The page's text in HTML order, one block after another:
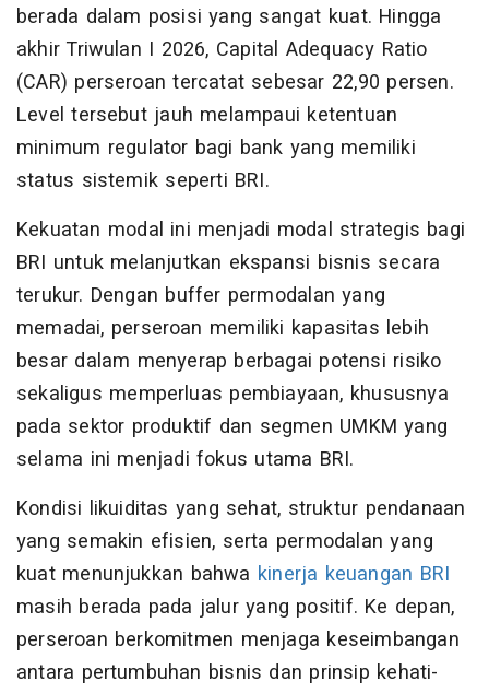
berada dalam posisi yang sangat kuat. Hingga
akhir Triwulan I 2026, Capital Adequacy Ratio
(CAR) perseroan tercatat sebesar 22,90 persen.
Level tersebut jauh melampaui ketentuan
minimum regulator bagi bank yang memiliki
status sistemik seperti BRI.
Kekuatan modal ini menjadi modal strategis bagi
BRI untuk melanjutkan ekspansi bisnis secara
terukur. Dengan buffer permodalan yang
memadai, perseroan memiliki kapasitas lebih
besar dalam menyerap berbagai potensi risiko
sekaligus memperluas pembiayaan, khususnya
pada sektor produktif dan segmen UMKM yang
selama ini menjadi fokus utama BRI.
Kondisi likuiditas yang sehat, struktur pendanaan
yang semakin efisien, serta permodalan yang
kuat menunjukkan bahwa kinerja keuangan BRI
masih berada pada jalur yang positif. Ke depan,
perseroan berkomitmen menjaga keseimbangan
antara pertumbuhan bisnis dan prinsip kehati-